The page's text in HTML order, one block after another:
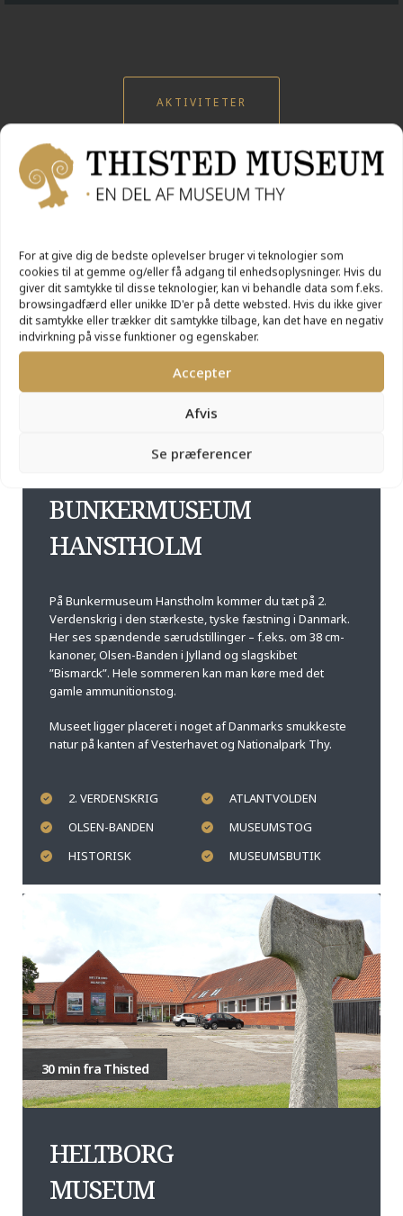
For at give dig de bedste oplevelser bruger vi teknologier som
cookies til at gemme og/eller få adgang til enhedsoplysninger. Hvis du
giver dit samtykke til disse teknologier, kan vi behandle data som f.eks.
browsingadfærd eller unikke ID'er på dette websted. Hvis du ikke giver
dit samtykke eller trækker dit samtykke tilbage, kan det have en negativ
indvirkning på visse funktioner og egenskaber.
Accepter
Afvis
Se præferencer
AKTIVITETER
BUNKERMUSEUM
HANSTHOLM
På Bunkermuseum Hanstholm kommer du tæt på 2.
Verdenskrig i den stærkeste, tyske fæstning i Danmark.
Her ses spændende særudstillinger – f.eks. om 38 cm-
kanoner, Olsen-Banden i Jylland og slagskibet
”Bismarck”. Hele sommeren kan man køre med det
gamle ammunitionstog.
Museet ligger placeret i noget af Danmarks smukkeste
natur på kanten af Vesterhavet og Nationalpark Thy.
2. VERDENSKRIG
ATLANTVOLDEN
OLSEN-BANDEN
MUSEUMSTOG
HISTORISK
MUSEUMSBUTIK
30 min fra Thisted
HELTBORG
MUSEUM